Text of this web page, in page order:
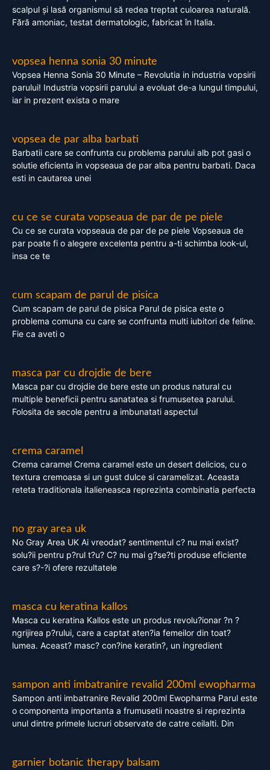
scalpul și lasă organismul să redea treptat culoarea naturală.
Fără amoniac, testat dermatologic, fabricat în Italia.
vopsea henna sonia 30 minute
Vopsea Henna Sonia 30 Minute – Revolutia in industria vopsirii
parului! Industria vopsirii parului a evoluat de-a lungul timpului,
iar in prezent exista o mare
vopsea de par alba barbati
Barbatii care se confrunta cu problema parului alb pot gasi o
solutie eficienta in vopseaua de par alba pentru barbati. Daca
esti in cautarea unei
cu ce se curata vopseaua de par de pe piele
Cu ce se curata vopseaua de par de pe piele Vopseaua de
par poate fi o alegere excelenta pentru a-ti schimba look-ul,
insa ce te
cum scapam de parul de pisica
Cum scapam de parul de pisica Parul de pisica este o
problema comuna cu care se confrunta multi iubitori de feline.
Fie ca aveti o
masca par cu drojdie de bere
Masca par cu drojdie de bere este un produs natural cu
multiple beneficii pentru sanatatea si frumusetea parului.
Folosita de secole pentru a imbunatati aspectul
crema caramel
Crema caramel Crema caramel este un desert delicios, cu o
textura cremoasa si un gust dulce si caramelizat. Aceasta
reteta traditionala italieneasca reprezinta combinatia perfecta
no gray area uk
No Gray Area UK Ai vreodat? sentimentul c? nu mai exist?
solu?ii pentru p?rul t?u? C? nu mai g?se?ti produse eficiente
care s?-?i ofere rezultatele
masca cu keratina kallos
Masca cu keratina Kallos este un produs revolu?ionar ?n ?
ngrijirea p?rului, care a captat aten?ia femeilor din toat?
lumea. Aceast? masc? con?ine keratin?, un ingredient
sampon anti imbatranire revalid 200ml ewopharma
Sampon anti imbatranire Revalid 200ml Ewopharma Parul este
o componenta importanta a frumusetii noastre si reprezinta
unul dintre primele lucruri observate de catre ceilalti. Din
garnier botanic therapy balsam